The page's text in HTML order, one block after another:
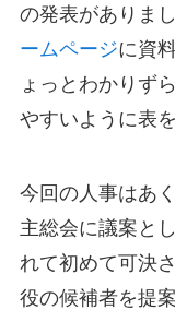
の発表がありま
ームページに資
ょっとわかりず
やすいように表
今回の人事はあ
主総会に議案と
れて初めて可決
役の候補者を提